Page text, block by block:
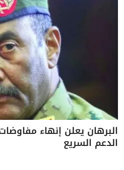
البرهان يعلن إنهاء
الدعم السريع